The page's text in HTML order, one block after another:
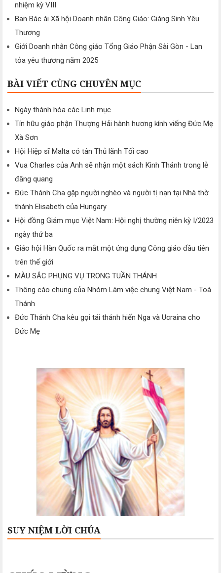
nhiệm kỳ VIII
Ban Bác ái Xã hội Doanh nhân Công Giáo: Giáng Sinh Yêu
Thương
Giới Doanh nhân Công giáo Tổng Giáo Phận Sài Gòn - Lan
tỏa yêu thương năm 2025
BÀI VIẾT CÙNG CHUYÊN MỤC
Ngày thánh hóa các Linh mục
Tín hữu giáo phận Thượng Hải hành hương kính viếng Đức Mẹ
Xà Sơn
Hội Hiệp sĩ Malta có tân Thủ lãnh Tối cao
Vua Charles của Anh sẽ nhận một sách Kinh Thánh trong lễ
đăng quang
Đức Thánh Cha gặp người nghèo và người tị nạn tại Nhà thờ
thánh Elisabeth của Hungary
Hội đồng Giám mục Việt Nam: Hội nghị thường niên kỳ I/2023
ngày thứ ba
Giáo hội Hàn Quốc ra mắt một ứng dụng Công giáo đầu tiên
trên thế giới
MÀU SẮC PHỤNG VỤ TRONG TUẦN THÁNH
Thông cáo chung của Nhóm Làm việc chung Việt Nam - Toà
Thánh
Đức Thánh Cha kêu gọi tái thánh hiến Nga và Ucraina cho
Đức Mẹ
SUY NIỆM LỜI CHÚA